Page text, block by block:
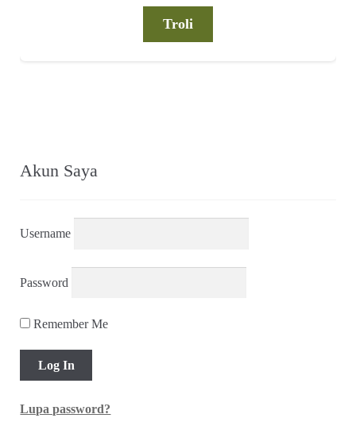
Troli
Akun Saya
Username
Password
Remember Me
Lupa password?